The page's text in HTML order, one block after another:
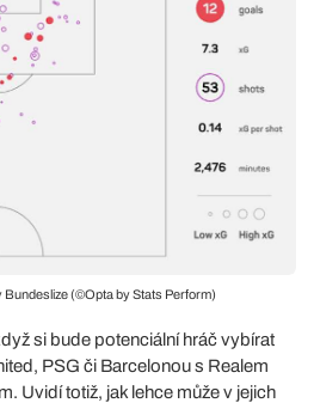
Bundeslize (©Opta by Stats Perform)
si bude potenciální hráč vybírat
PSG či Barcelonou s Realem
Uvidí totiž, jak lehce může v jejich